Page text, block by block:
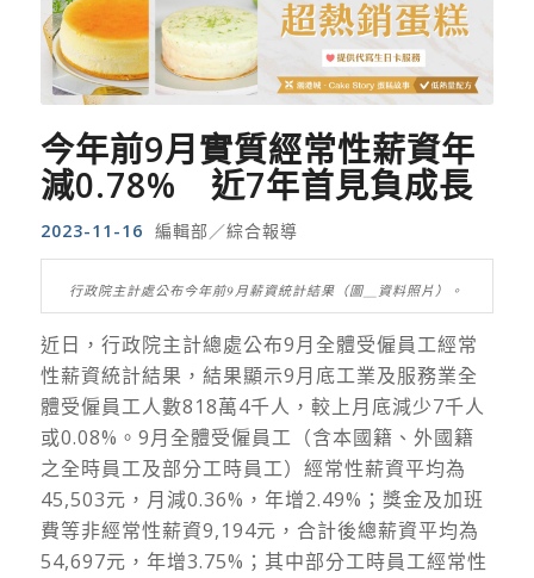
今年前9月實質經常性薪資年
減0.78% 近7年首見負成長
2023-11-16 編輯部／綜合報導
行政院主計處公布今年前9月薪資統計結果（圖＿資料照片）。
近日，行政院主計總處公布9月全體受僱員工經常
性薪資統計結果，結果顯示9月底工業及服務業全
體受僱員工人數818萬4千人，較上月底減少7千人
或0.08%。9月全體受僱員工（含本國籍、外國籍
之全時員工及部分工時員工）經常性薪資平均為
45,503元，月減0.36%，年增2.49%；獎金及加班
費等非經常性薪資9,194元，合計後總薪資平均為
54,697元，年增3.75%；其中部分工時員工經常性